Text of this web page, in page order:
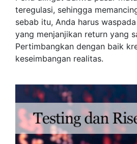
teregulasi, sehingga
sebab itu, Anda harus
yang menjanjikan return yang
Pertimbangkan dengan baik
keseimbangan realitas.